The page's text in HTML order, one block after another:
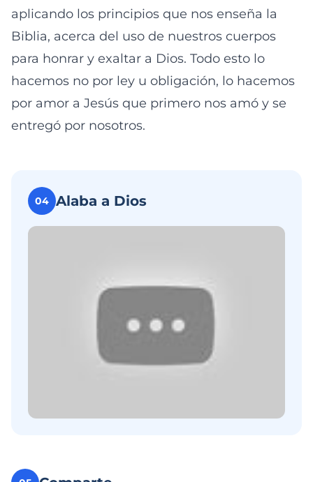
aplicando los principios que nos enseña la
Biblia, acerca del uso de nuestros cuerpos
para honrar y exaltar a Dios. Todo esto lo
hacemos no por ley u obligación, lo hacemos
por amor a Jesús que primero nos amó y se
entregó por nosotros.
04 Alaba a Dios